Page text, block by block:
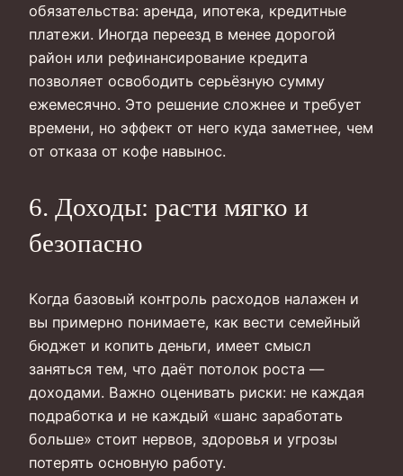
обязательства: аренда, ипотека, кредитные
платежи. Иногда переезд в менее дорогой
район или рефинансирование кредита
позволяет освободить серьёзную сумму
ежемесячно. Это решение сложнее и требует
времени, но эффект от него куда заметнее, чем
от отказа от кофе навынос.
6. Доходы: расти мягко и
безопасно
Когда базовый контроль расходов налажен и
вы примерно понимаете, как вести семейный
бюджет и копить деньги, имеет смысл
заняться тем, что даёт потолок роста —
доходами. Важно оценивать риски: не каждая
подработка и не каждый «шанс заработать
больше» стоит нервов, здоровья и угрозы
потерять основную работу.